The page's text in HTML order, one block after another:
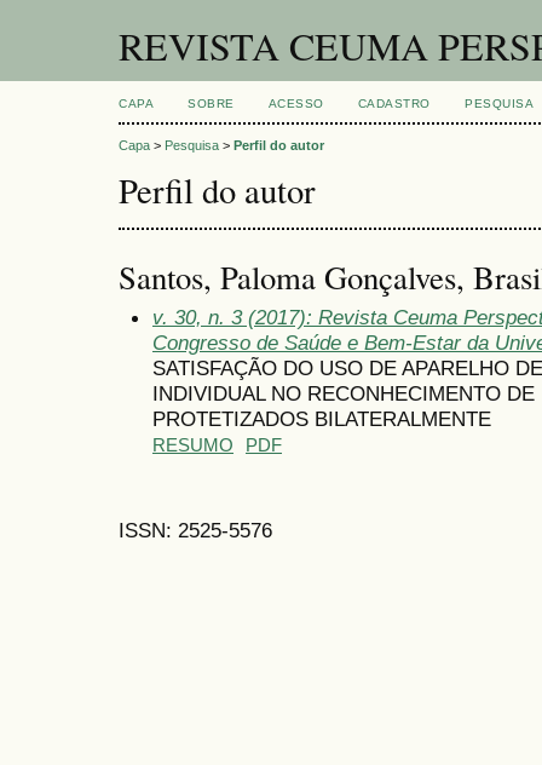
REVISTA CEUMA
CAPA SOBRE ACESSO CADASTRO PESQUISA
Capa > Pesquisa > Perfil do autor
Perfil do autor
Santos, Paloma Gonçalves,
v. 30, n. 3 (2017): Revista Ceuma
Congresso de Saúde e Bem-Estar da
SATISFAÇÃO DO USO DE APARELHO
INDIVIDUAL NO RECONHECIMENTO DE
PROTETIZADOS BILATERALMENTE
RESUMO PDF
ISSN: 2525-5576